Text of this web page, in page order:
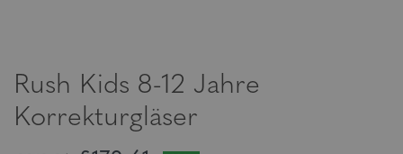
Rush Kids 8-12 Jahre
Korrekturgläser